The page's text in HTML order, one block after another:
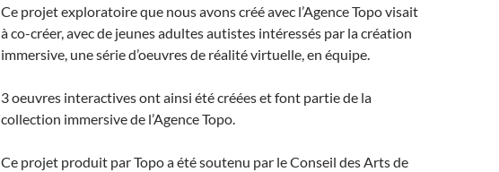
Ce projet exploratoire que nous avons créé avec l’Agence Topo visait
à co-créer, avec de jeunes adultes autistes intéressés par la création
immersive, une série d’oeuvres de réalité virtuelle, en équipe.
3 oeuvres interactives ont ainsi été créées et font partie de la
collection immersive de l’Agence Topo.
Ce projet produit par Topo a été soutenu par le Conseil des Arts de